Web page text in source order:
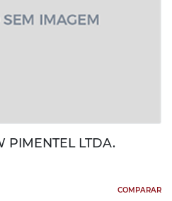
PIMENTEL LTDA.
COMPARAR